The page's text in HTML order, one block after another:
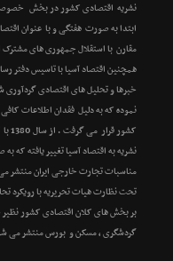
نشریه اقتصادی کشور در بخش خصوصی
ابتدا به صورت هفتگی و با عنوان
مقارن با استقلال جمهوری های مشترک
همچنین اقتصاد آسیا با تاسیس دفتر
خبرها و تحلیل های اقتصادی گردآوری
نموده که به دلیل فقدان اطلاعات
کشور قرار می گرفت . از سال 1380 با تمرکز بر اقتصاد منطقه نام این
نشریه به اقتصاد آسیا تغییر یافته که
مناسبات تجارت خارجی ایران منتشر
تحت نظارت هیات تحریریه با رویکرد
بر بخش های کلان اقتصادی کشور نظیر
گردشگری ، مسکن و بورس منتشر می